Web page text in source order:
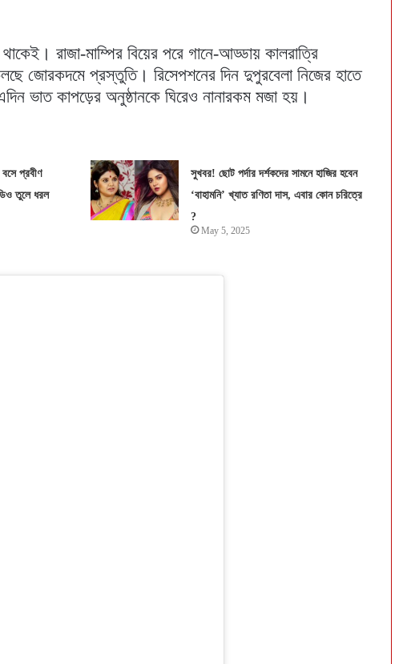
রাজা-মাম্পির বিয়ের পরে গানে-আড্ডায় কালরাত্রি
জোরকদমে প্রস্তুতি। রিসেপশনের দিন দুপুরবেলা নিজের হাতে
ভাত কাপড়ের অনুষ্ঠানকে ঘিরেও নানারকম মজা হয়।
বসে প্রবীণ
তুলে ধরল
সুখবর! ছোট পর্দার দর্শকদের সামনে হাজির হবেন
‘বাহামনি’ খ্যাত রণিতা দাস, এবার কোন চরিত্রে
?
May 5, 2025